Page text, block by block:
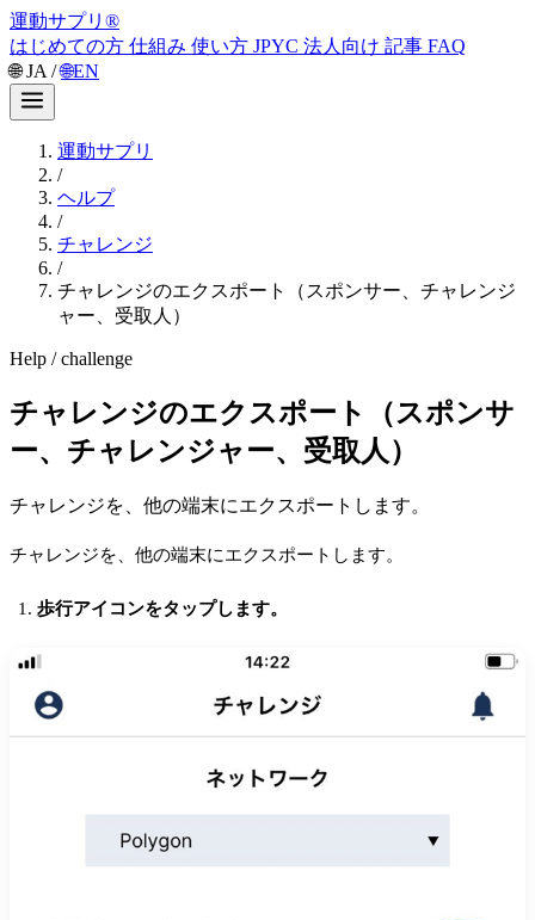
運動サプリ ®
はじめての方 仕組み 使い方 JPYC 法人向け 記事 FAQ
🌐 JA / 🌐EN
運動サプリ
/
ヘルプ
/
チャレンジ
/
チャレンジのエクスポート（スポンサー、チャレンジ
ャー、受取人）
Help / challenge
チャレンジのエクスポート（スポンサ
ー、チャレンジャー、受取人）
チャレンジを、他の端末にエクスポートします。
チャレンジを、他の端末にエクスポートします。
歩行アイコンをタップします。